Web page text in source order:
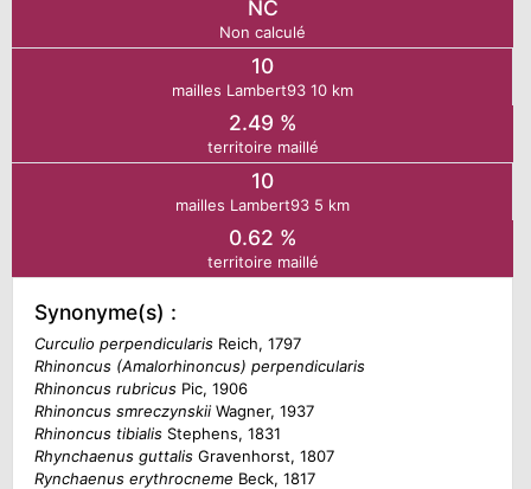
NC
Non calculé
10
mailles Lambert93 10 km
2.49 %
territoire maillé
10
mailles Lambert93 5 km
0.62 %
territoire maillé
Synonyme(s) :
Curculio perpendicularisReich, 1797
Rhinoncus (Amalorhinoncus) perpendicularis
Rhinoncus rubricusPic, 1906
Rhinoncus smreczynskiiWagner, 1937
Rhinoncus tibialisStephens, 1831
Rhynchaenus guttalisGravenhorst, 1807
Rynchaenus erythrocneme Beck, 1817